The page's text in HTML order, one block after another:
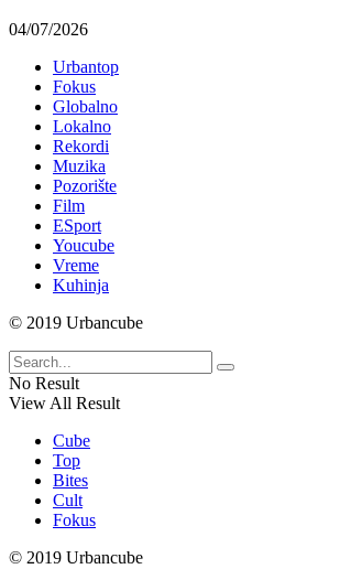
04/07/2026
Urbantop
Fokus
Globalno
Lokalno
Rekordi
Muzika
Pozorište
Film
ESport
Youcube
Vreme
Kuhinja
© 2019 Urbancube
No Result
View All Result
Cube
Top
Bites
Cult
Fokus
© 2019 Urbancube